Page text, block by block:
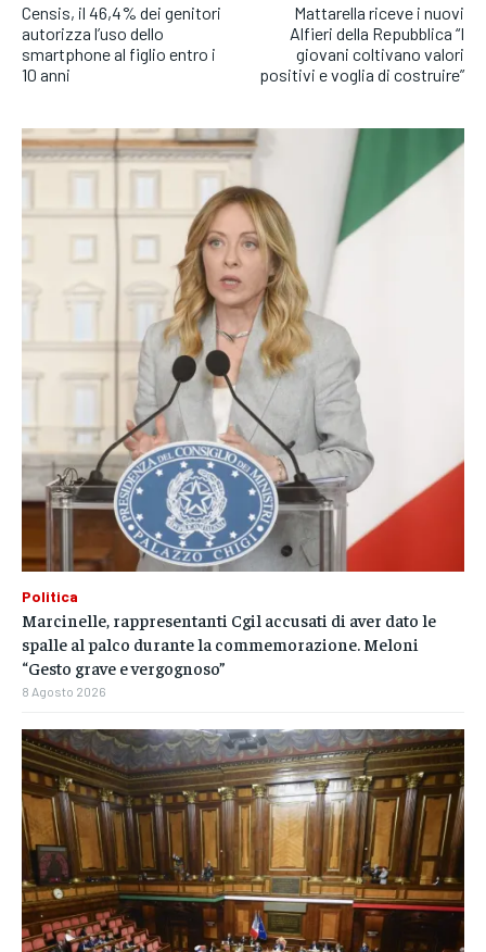
Censis, il 46,4% dei genitori
autorizza l’uso dello
smartphone al figlio entro i
10 anni
Mattarella riceve i nuovi
Alfieri della Repubblica “I
giovani coltivano valori
positivi e voglia di costruire”
Politica
Marcinelle, rappresentanti Cgil accusati di aver dato le
spalle al palco durante la commemorazione. Meloni
“Gesto grave e vergognoso”
8 Agosto 2026